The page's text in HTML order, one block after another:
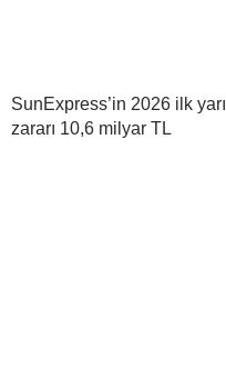
SunExpress’in 2026 ilk yarı
zararı 10,6 milyar TL